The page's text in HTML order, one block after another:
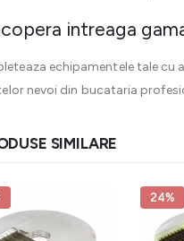
intreaga
echipamentele tale cu
nevoi din bucataria
SIMILARE
24%